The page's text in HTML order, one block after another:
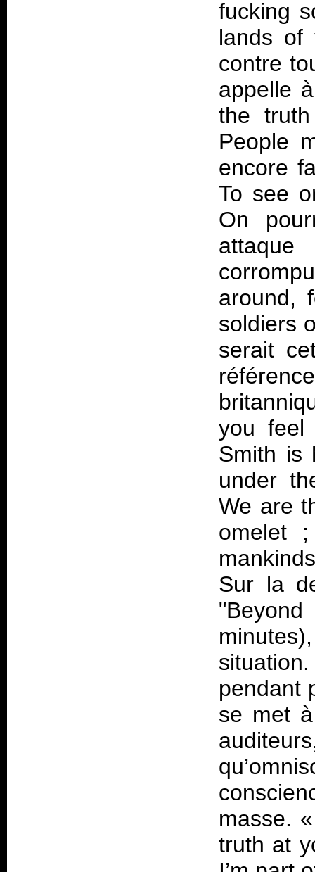
fucking
lands of
contre
appelle
the
People
encore
To see
On
around,
soldiers
serait
you feel
Smith is
under
We are
omelet
Sur la
pendant
se met
masse.
truth at